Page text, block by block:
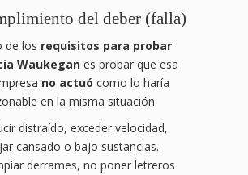
del deber (falla)
de los requisitos para probar
Waukegan es probar que esa
no actuó como lo haría
en la misma situación.
distraído, exceder velocidad,
cansado o bajo sustancias.
derrames, no poner letreros